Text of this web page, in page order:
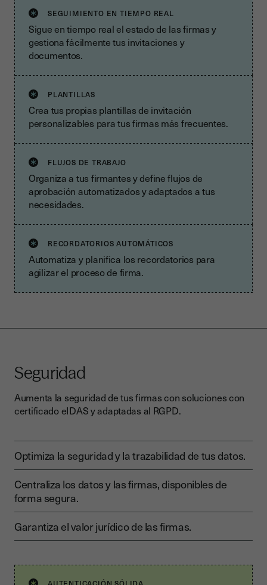
SEGUIMIENTO EN TIEMPO REAL
Sigue en tiempo real el estado de las firmas y
gestiona fácilmente tus invitaciones y
documentos.
PLANTILLAS
Crea tus propias plantillas de invitación
personalizables para tus firmas más frecuentes.
FLUJOS DE TRABAJO
Organiza a tus firmantes y define flujos de
aprobación automatizados y adaptados a tus
necesidades.
RECORDATORIOS AUTOMÁTICOS
Automatiza y planifica los recordatorios para
agilizar el proceso de firma.
Seguridad
Aumenta la seguridad de tus firmas con soluciones con
certificado eIDAS y adaptadas al RGPD.
Optimiza la seguridad y la trazabilidad de tus datos.
Centraliza los datos y las firmas, disponibles de
forma segura.
Garantiza el valor jurídico de las firmas.